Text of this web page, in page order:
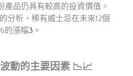
產品仍具有較高的投資價值。
分析，稀有威士忌在未來12個
的漲幅3 。
動的主要因素 📉📈